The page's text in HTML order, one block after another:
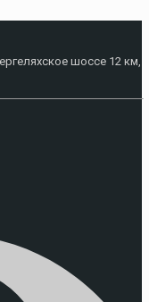
шоссе 12 км,